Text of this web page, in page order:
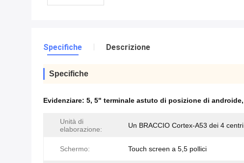
Specifiche Descrizione
Specifiche
Evidenziare: 5, 5" terminale astuto di posizione di androide,
Unità di
elaborazione:
Un BRACCIO Cortex-A53 dei 4 centri
Schermo: Touch screen a 5,5 pollici